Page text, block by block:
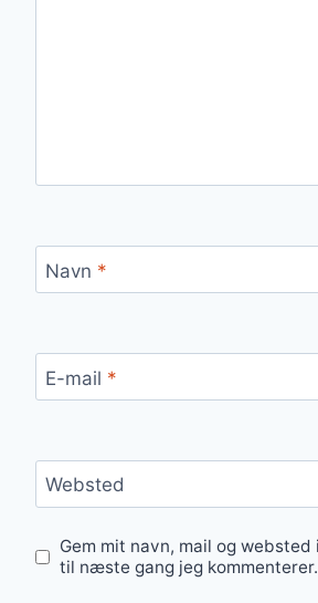
Navn *
E-mail *
Websted
Gem mit navn, mail og
til næste gang jeg kommenterer.